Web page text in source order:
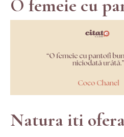
O femeie cu
Natura iti